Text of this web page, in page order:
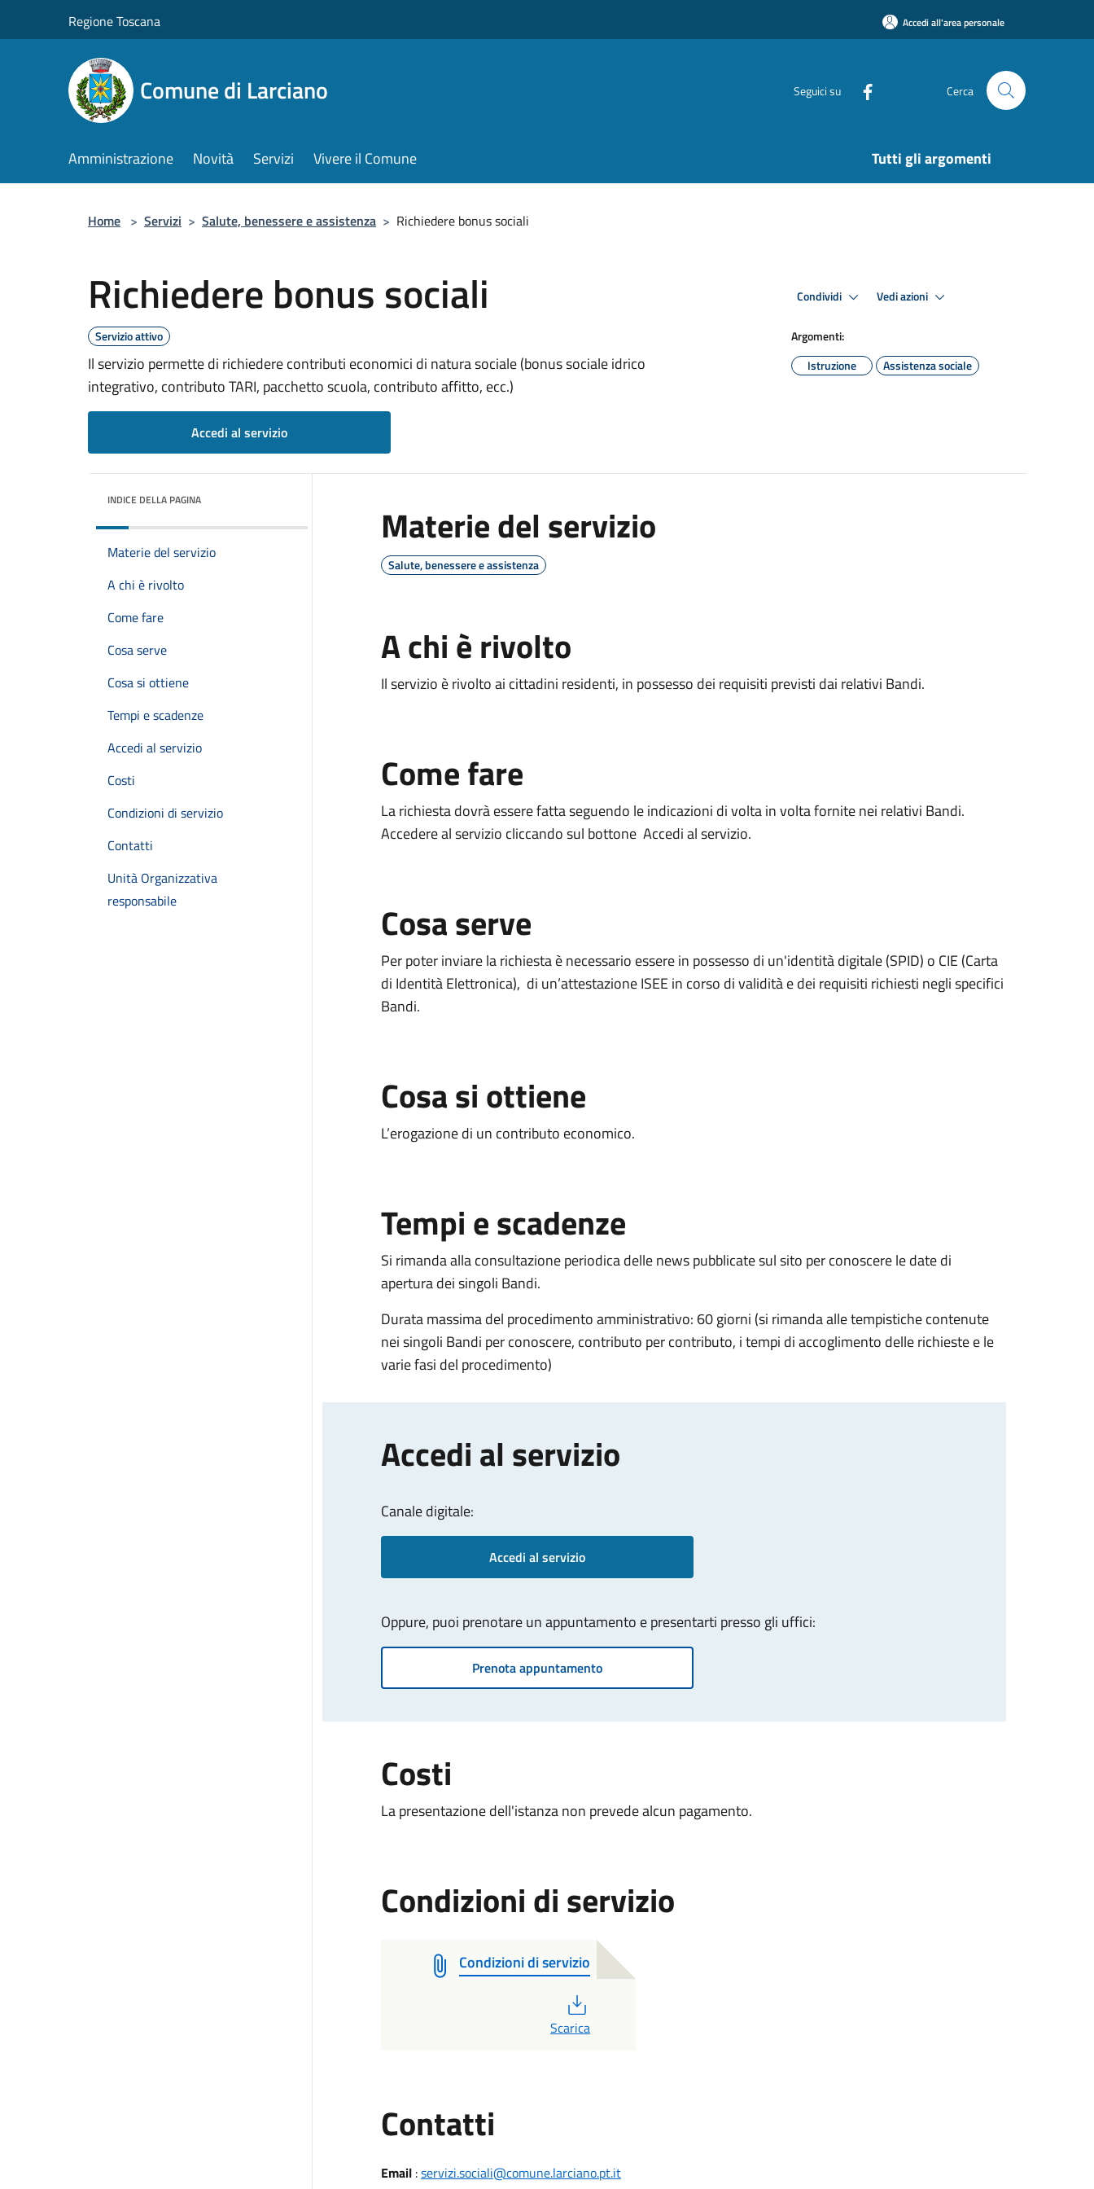
Regione Toscana Accedi all'area personale
Comune di Larciano Seguici su Cerca
Amministrazione Novità Servizi Vivere il Comune Tutti gli argomenti
Home > Servizi > Salute, benessere e assistenza > Richiedere bonus sociali
Richiedere bonus sociali
Servizio attivo
Il servizio permette di richiedere contributi economici di natura sociale (bonus sociale idrico
integrativo, contributo TARI, pacchetto scuola, contributo affitto, ecc.)
Accedi al servizio
Condividi Vedi azioni
Argomenti:
Istruzione
Assistenza sociale
INDICE DELLA PAGINA
Materie del servizio
A chi è rivolto
Come fare
Cosa serve
Cosa si ottiene
Tempi e scadenze
Accedi al servizio
Costi
Condizioni di servizio
Contatti
Unità Organizzativa
responsabile
Materie del servizio
Salute, benessere e assistenza
A chi è rivolto
Il servizio è rivolto ai cittadini residenti, in possesso dei requisiti previsti dai relativi Bandi.
Come fare
La richiesta dovrà essere fatta seguendo le indicazioni di volta in volta fornite nei relativi Bandi.
Accedere al servizio cliccando sul bottone Accedi al servizio.
Cosa serve
Per poter inviare la richiesta è necessario essere in possesso di un'identità digitale (SPID) o CIE (Carta
di Identità Elettronica), di un’attestazione ISEE in corso di validità e dei requisiti richiesti negli specifici
Bandi.
Cosa si ottiene
L’erogazione di un contributo economico.
Tempi e scadenze
Si rimanda alla consultazione periodica delle news pubblicate sul sito per conoscere le date di
apertura dei singoli Bandi.
Durata massima del procedimento amministrativo: 60 giorni (si rimanda alle tempistiche contenute
nei singoli Bandi per conoscere, contributo per contributo, i tempi di accoglimento delle richieste e le
varie fasi del procedimento)
Accedi al servizio
Canale digitale:
Accedi al servizio
Oppure, puoi prenotare un appuntamento e presentarti presso gli uffici:
Prenota appuntamento
Costi
La presentazione dell'istanza non prevede alcun pagamento.
Condizioni di servizio
Condizioni di servizio
Scarica
Contatti
Email:servizi.sociali@comune.larciano.pt.it